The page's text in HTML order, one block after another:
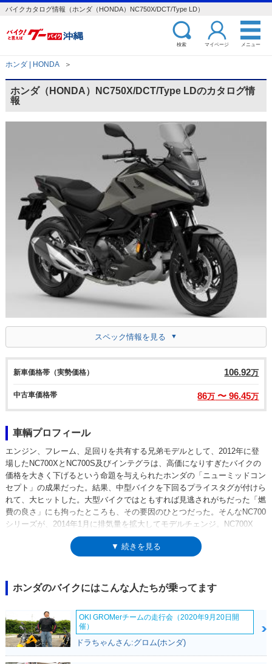
バイクカタログ情報（ホンダ（HONDA）NC750X/DCT/Type LD）
検索 マイページ メニュー
ホンダ | HONDA ＞
ホンダ（HONDA）NC750X/DCT/Type LDのカタログ情
報
スペック情報を見る
新車価格帯（実勢価格） 106.92万
中古車価格帯 86万 〜 96.45万
車輌プロフィール
エンジン、フレーム、足回りを共有する兄弟モデルとして、2012年に登
場したNC700XとNC700S及びインテグラは、高価になりすぎたバイクの
価格を大きく下げるという命題を与えられたホンダの「ニューミッドコン
セプト」の成果だった。結果、中型バイクを下回るプライスタグが付けら
れて、大ヒットした。大型バイクではともすれば見逃されがちだった「燃
費の良さ」にも拘ったところも、その要因のひとつだった。そんなNC700
シリーズが、2014年1月に排気量を拡大してモデルチェンジ。NC700X
は、NC750X（RC72）となった。NC700Xから引き続き、通常の燃料タン
ク位置は収納ボックスとなっており、形状にもよるがヘルメットも入れる
たモデルをラインナップし、それぞれにシート高を30ミリ下げたタイプ
LDも設定された。非DCT（マニュアルミッション）モデルのメーターに
は、ギアポジションの表示も追加された。2014年4月には、DCT・ABS搭
載モデルに、ETC車載器とグリップヒーターを装備した「Eパッケージ」
を追加設定。2016年1月には、LEDヘッドライトを採用するなど、スタイ
リングを一新してフルモデルチェンジを行った（RC90）。同時に平成28
年の排出ガス規制に対応した。2018年モデルからは、タイプLDが標準設
▼ 続きを見る
ホンダのバイクにはこんな人たちが乗ってます
OKI GROMerチームの走行会（2020年9月20日開
催）
ドラちゃんさん:グロム(ホンダ)